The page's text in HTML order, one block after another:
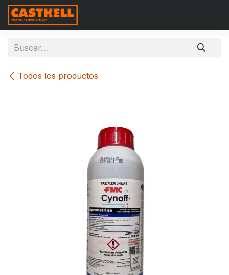
Ir al contenido
Todos los productos